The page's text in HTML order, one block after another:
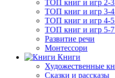
ТОП книг и игр 2-3
ТОП книг и игр 3-4
ТОП книг и игр 4-5
ТОП книг и игр 5-7
Развитие речи
Монтессори
Книги
Художественные
Сказки и рассказы